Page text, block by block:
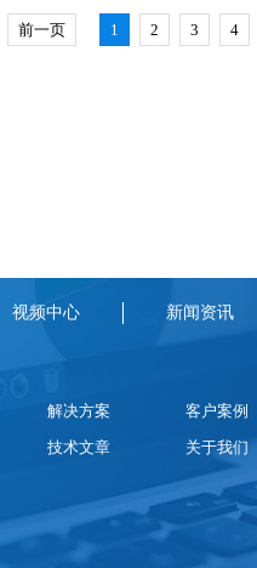
程，降低了专业测流的工作门槛
，适配基层水利、农业、环保
前一页 1 2 3 4
视频中心 新闻资讯
解决方案
客户案例
技术文章
关于我们